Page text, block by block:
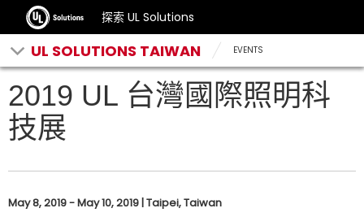
探索 UL Solutions
UL SOLUTIONS TAIWAN EVENTS
2019 UL 台灣國際照明科
技展
May 8, 2019 - May 10, 2019 | Taipei, Taiwan